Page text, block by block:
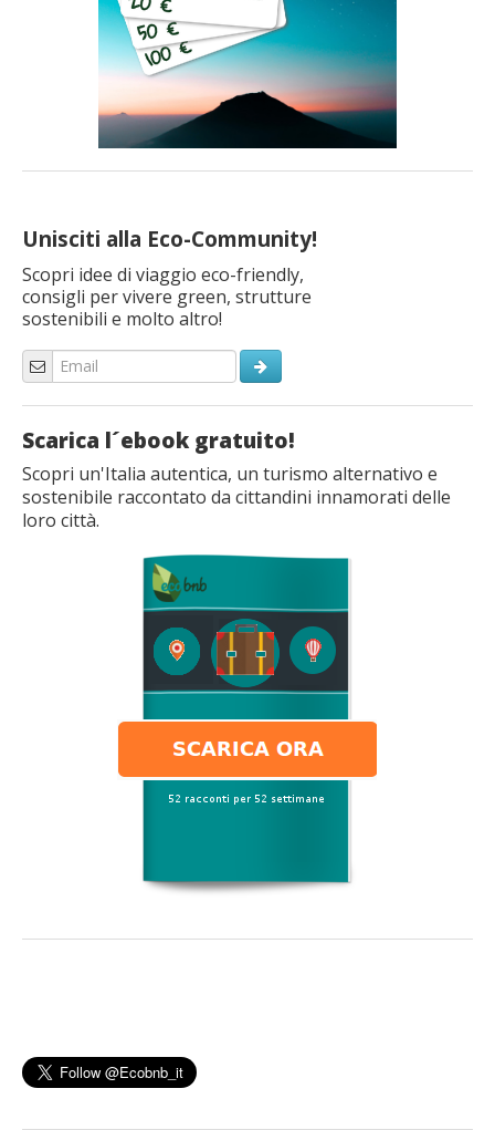
Unisciti alla Eco-Community!
Scopri idee di viaggio eco-friendly,
consigli per vivere green, strutture
sostenibili e molto altro!
Scarica l´ebook gratuito!
Scopri un'Italia autentica, un turismo alternativo e
sostenibile raccontato da cittandini innamorati delle
loro città.